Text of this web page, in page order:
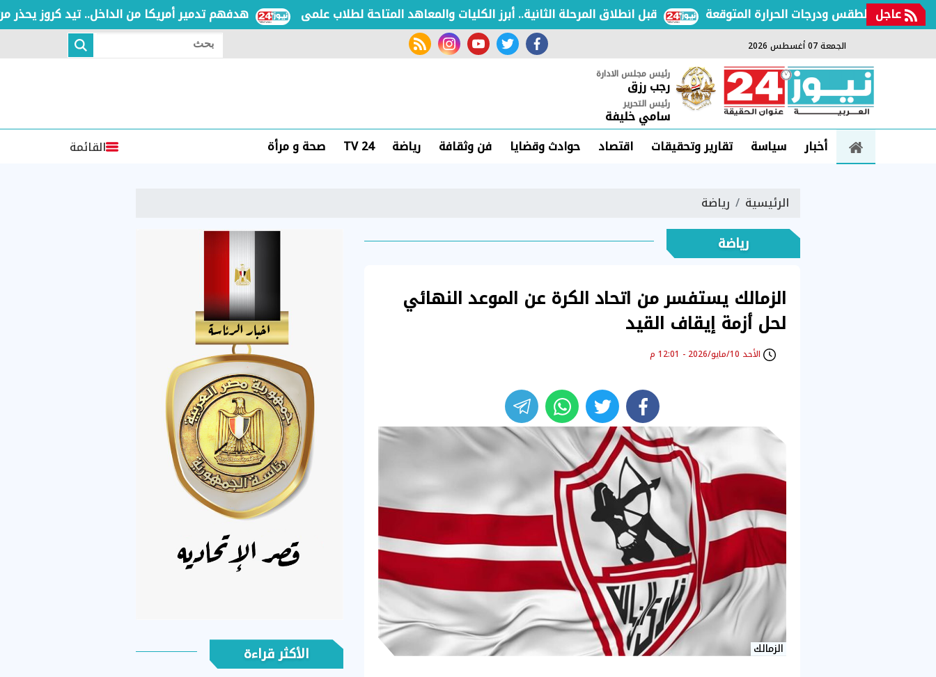
عاجل هدفهم تدمير أمريكا من الداخل.. تيد كروز يحذر من قبل انطلاق المرحلة الثانية.. أبرز الكليات والمعاهد المتاحة لطلاب علمى حالة الطقس ودرجات الحرارة المتوقعة
الجمعة 07 أغسطس 2026 facebook
twitter
youtube
instagram
rss feed
بحث
رئيس مجلس الادارة
رجب رزق
رئيس التحرير
سامي خليفة
أخبار
سياسة تقارير وتحقيقات اقتصاد حوادث وقضايا فن وثقافة رياضة TV 24 صحة و مرأة القائمة
الرئيسية رياضة
رياضة
الزمالك يستفسر من اتحاد الكرة عن الموعد النهائي
لحل أزمة إيقاف القيد
الأحد 10/مايو/2026 - 12:01 م
الزمالك الأكثر قراءة